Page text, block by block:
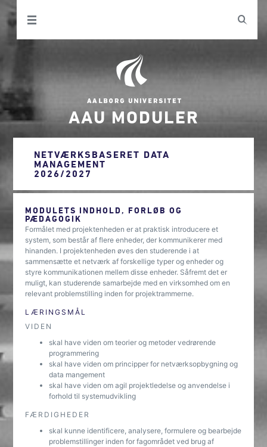
AAU MODULER
NETVÆRKSBASERET DATA
MANAGEMENT
2026/2027
MODULETS INDHOLD, FORLØB OG
PÆDAGOGIK
Formålet med projektenheden er at praktisk introducere et
system, som består af flere enheder, der kommunikerer med
hinanden. I projektenheden øves den studerende i at
sammensætte et netværk af forskellige typer og enheder og
styre kommunikationen mellem disse enheder. Såfremt det er
muligt, kan studerende samarbejde med en virksomhed om en
relevant problemstilling inden for projektrammerne.
LÆRINGSMÅL
VIDEN
skal have viden om teorier og metoder vedrørende
programmering
skal have viden om principper for netværksopbygning og
data mangement
skal have viden om agil projektledelse og anvendelse i
forhold til systemudvikling
FÆRDIGHEDER
skal kunne identificere, analysere, formulere og bearbejde
problemstillinger inden for fagområdet ved brug af